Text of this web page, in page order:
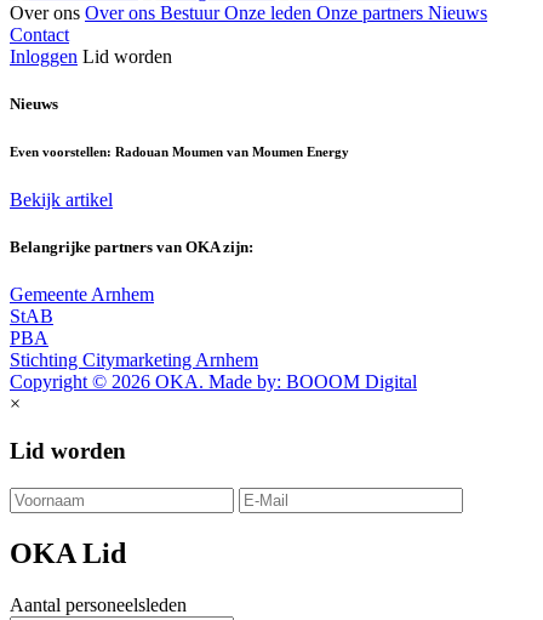
Over ons Over ons BestuurOnze leden Onze partners Nieuws
Contact
Inloggen Lid worden
Nieuws
Even voorstellen: Radouan Moumen van Moumen Energy
Bekijk artikel
Belangrijke partners van OKA zijn:
Gemeente Arnhem
StAB
PBA
Stichting Citymarketing Arnhem
Copyright © 2026 OKA. Made by: BOOOM Digital
×
Lid worden
OKA Lid
Aantal personeelsleden